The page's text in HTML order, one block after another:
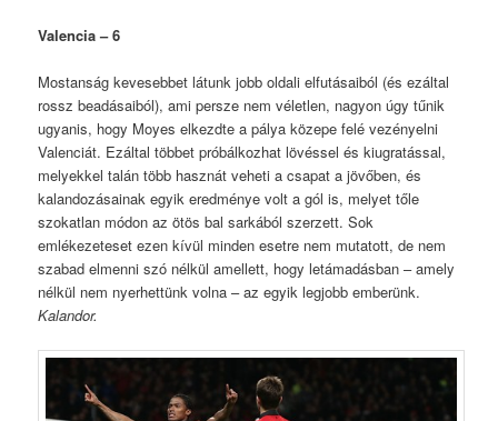
Valencia – 6
Mostanság kevesebbet látunk jobb oldali elfutásaiból (és ezáltal
rossz beadásaiból), ami persze nem véletlen, nagyon úgy tűnik
ugyanis, hogy Moyes elkezdte a pálya közepe felé vezényelni
Valenciát. Ezáltal többet próbálkozhat lövéssel és kiugratással,
melyekkel talán több hasznát veheti a csapat a jövőben, és
kalandozásainak egyik eredménye volt a gól is, melyet tőle
szokatlan módon az ötös bal sarkából szerzett. Sok
emlékezeteset ezen kívül minden esetre nem mutatott, de nem
szabad elmenni szó nélkül amellett, hogy letámadásban – amely
nélkül nem nyerhettünk volna – az egyik legjobb emberünk.
Kalandor.